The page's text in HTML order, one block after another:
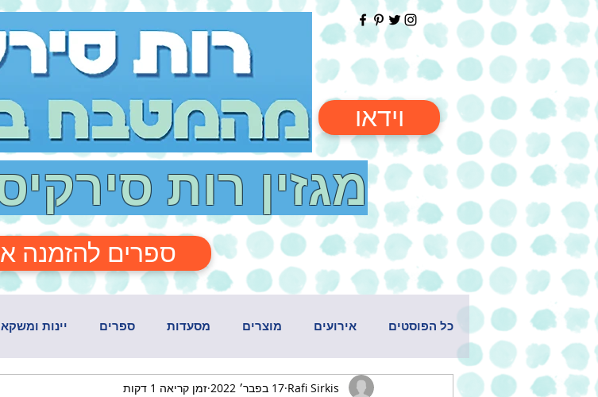
וידאו
מגזין רות
ספרים להזמנה
כל הפוסטים אירועים מוצרים מסעדות ספרים יינות
Rafi Sirkis 17 בפבר׳ 2022 זמן קריאה 1 דקות